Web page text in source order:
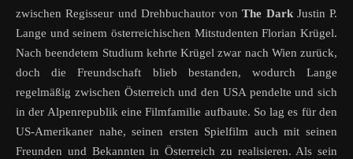
zwischen Regisseur und Drehbuchautor vonThe DarkJustin P.
Lange und seinem österreichischen Mitstudenten Florian Krügel.
Nach beendetem Studium kehrte Krügel zwar nach Wien zurück,
doch die Freundschaft blieb bestanden, wodurch Lange
regelmäßig zwischen Österreich und den USA pendelte und sich
in der Alpenrepublik eine Filmfamilie aufbaute. So lag es für den
US-Amerikaner nahe, seinen ersten Spielfilm auch mit seinen
Freunden und Bekannten in Österreich zu realisieren. Als sein